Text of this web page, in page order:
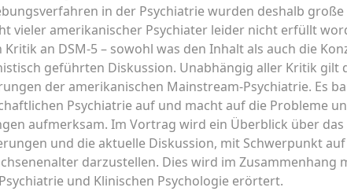
in der Psychiatrie wurden deshalb
vieler amerikanischer Psychiater leider nicht erfüllt
an DSM-5 – sowohl was den Inhalt als auch die
geführten Diskussion. Unabhängig aller Kritik gilt
der amerikanischen Mainstream-Psychiatrie. Es
Psychiatrie auf und macht auf die Probleme
aufmerksam. Im Vortrag wird ein Überblick über das
und die aktuelle Diskussion, mit Schwerpunkt
darzustellen. Dies wird im Zusammenhang
und Klinischen Psychologie erörtert.